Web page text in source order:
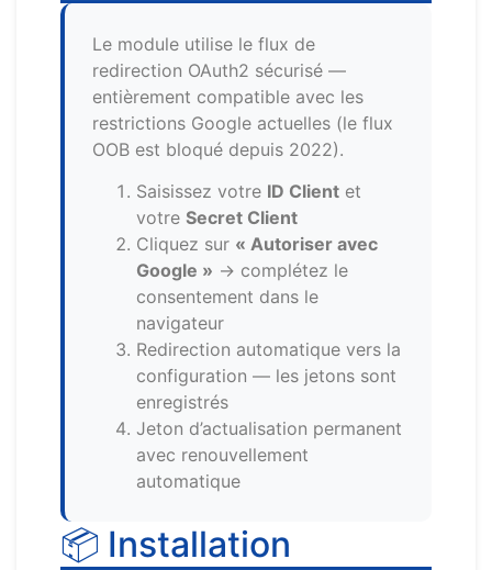
Le module utilise le flux de
redirection OAuth2 sécurisé —
entièrement compatible avec les
restrictions Google actuelles (le flux
OOB est bloqué depuis 2022).
Saisissez votre ID Client et
votre Secret Client
Cliquez sur « Autoriser avec
Google » → complétez le
consentement dans le
navigateur
Redirection automatique vers la
configuration — les jetons sont
enregistrés
Jeton d’actualisation permanent
avec renouvellement
automatique
📦 Installation